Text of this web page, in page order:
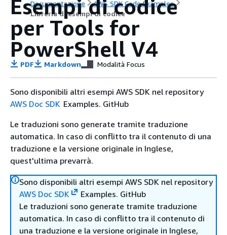
Documentazione
AWS SDK Code Examples
Libreria di esempi di codice
Esempi di codice
per Tools for
PowerShell V4
PDF Markdown Modalità Focus
Sono disponibili altri esempi AWS SDK nel repository
AWS Doc SDK Examples. GitHub
Le traduzioni sono generate tramite traduzione
automatica. In caso di conflitto tra il contenuto di una
traduzione e la versione originale in Inglese,
quest'ultima prevarrà.
Sono disponibili altri esempi AWS SDK nel repository
AWS Doc SDK
Examples. GitHub
Le traduzioni sono generate tramite traduzione
automatica. In caso di conflitto tra il contenuto di
una traduzione e la versione originale in Inglese,